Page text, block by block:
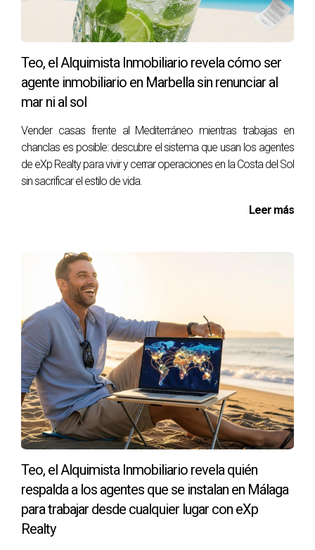
¿Qué inversión inicial necesito para empezar?
suscripción y comisiones estándar de eXp.
¿Puedo crear mi propio equipo internacional?
Sí. Puedes reclutar agentes en cualquier país donde opere
eXp y obtener ingresos pasivos por su producción.
¿Cómo me diferencio en un mercado tan
competitivo?
Con el respaldo de una marca global y un posicionamiento
Costa del Sol.
El Alquimista Inmobiliario comparte su experiencia y
conocimientos para guiarte, pero recuerda que el contenido
de este artículo es meramente orientativo. No sustituye el
consejo de profesionales especializados. Te animamos a
consultar siempre a expertos cualificados para asuntos
legales, fiscales o cualquier otro tema específico.
Teo, el Alquimista Inmobiliario revela cómo ser
agente inmobiliario en Marbella sin renunciar al
mar ni al sol
Vender casas frente al Mediterráneo mientras trabajas en
chanclas es posible: descubre el sistema que usan los agentes
de eXp Realty para vivir y cerrar operaciones en la Costa del Sol
sin sacrificar el estilo de vida.
Leer más
Teo, el Alquimista Inmobiliario revela quién
respalda a los agentes que se instalan en Málaga
para trabajar desde cualquier lugar con eXp
Realty